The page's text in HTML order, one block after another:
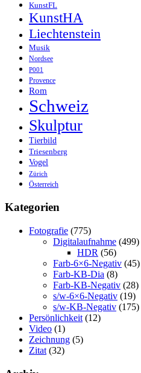
KunstFL
KunstHA
Liechtenstein
Musik
Nordsee
P001
Provence
Rom
Schweiz
Skulptur
Tierbild
Triesenberg
Vogel
Zürich
Österreich
Kategorien
Fotografie (775)
Digitalaufnahme (499)
HDR (56)
Farb-6×6-Negativ (45)
Farb-KB-Dia (8)
Farb-KB-Negativ (28)
s/w-6×6-Negativ (19)
s/w-KB-Negativ (175)
Persönlichkeit (12)
Video (1)
Zeichnung (5)
Zitat (32)